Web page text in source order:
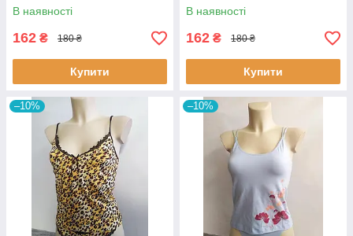
В наявності
162 ₴ 180 ₴
Купити
В наявності
162 ₴ 180 ₴
Купити
–10% –10%